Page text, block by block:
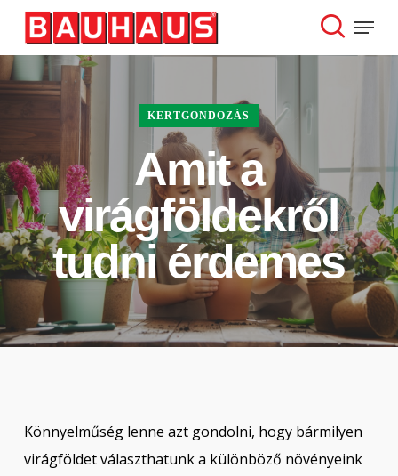
Skip
main
content
search
Menu
KERTGONDOZÁS
Amit a
virágföldekről
tudni érdemes
Könnyelműség lenne azt gondolni, hogy bármilyen
virágföldet választhatunk a különböző növényeink
Close